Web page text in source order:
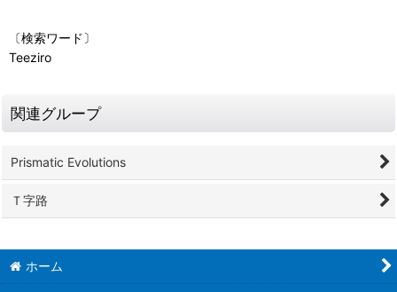
〔検索ワード〕
Teeziro
関連グループ
Prismatic Evolutions
Ｔ字路
ホーム